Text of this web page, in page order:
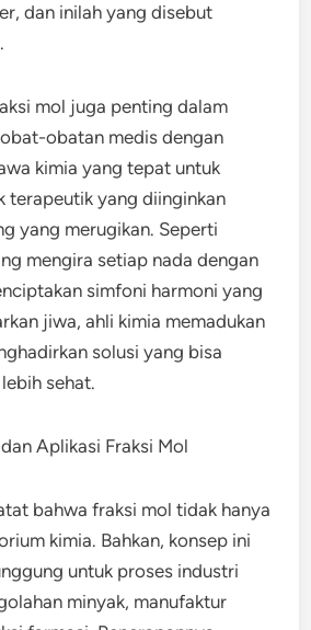
dan inilah yang disebut
mol juga penting dalam
obatan medis dengan
kimia yang tepat untuk
terapeutik yang diinginkan
yang merugikan. Seperti
mengira setiap nada dengan
simfoni harmoni yang
jiwa, ahli kimia memadukan
solusi yang bisa
sehat.
Aplikasi Fraksi Mol
bahwa fraksi mol tidak hanya
kimia. Bahkan, konsep ini
untuk proses industri
minyak, manufaktur